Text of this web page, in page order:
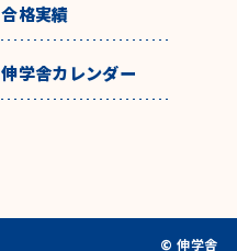
合格実績
伸学舎カレンダー
© 伸学舎